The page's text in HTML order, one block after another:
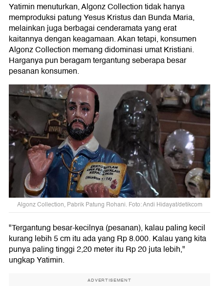
Yatimin menuturkan, Algonz Collection tidak hanya
memproduksi patung Yesus Kristus dan Bunda Maria,
melainkan juga berbagai cenderamata yang erat
kaitannya dengan keagamaan. Akan tetapi, konsumen
Algonz Collection memang didominasi umat Kristiani.
Harganya pun beragam tergantung seberapa besar
pesanan konsumen.
Algonz Collection, Pabrik Patung Rohani. Foto: Andi Hidayat/detikcom
"Tergantung besar-kecilnya (pesanan), kalau paling kecil
kurang lebih 5 cm itu ada yang Rp 8.000. Kalau yang kita
punya paling tinggi 2,20 meter itu Rp 20 juta lebih,"
ungkap Yatimin.
ADVERTISEMENT